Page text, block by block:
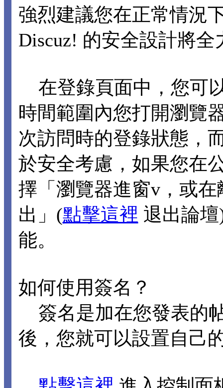
強烈建議您在正常情況
Discuz! 的安全設計將
在登錄頁面中，您可
時間範圍內您打開瀏覽
次訪問時的登錄狀態，
於安全考慮，如果您在
擇「瀏覽器進窗v，或
出」(點擊這裡 退出論
能。
如何使用簽名？
簽名是加在您發表的
後，您就可以設置自己